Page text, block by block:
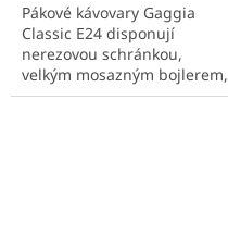
Pákové kávovary Gaggia
Classic E24 disponují
nerezovou schránkou,
velkým mosazným bojlerem,
ohřevnou plochou pro šálky,